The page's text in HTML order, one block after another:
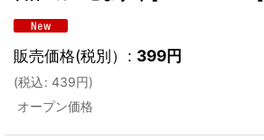
販売価格(税別） : 399円
(税込: 439円)
オープン価格